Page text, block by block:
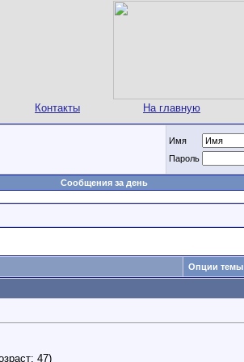
Контакты На главную
Имя
Пароль
Сообщения за день
Опции темы
47)